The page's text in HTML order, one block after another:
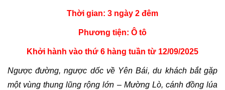
Thời gian: 3 ngày 2 đêm
Phương tiện: Ô tô
Khởi hành vào thứ 6 hàng tuần từ 12/09/2025
Ngược đường, ngược dốc về Yên Bái, du khách bắt gặp
một vùng thung lũng rộng lớn – Mường Lò, cánh đồng lúa